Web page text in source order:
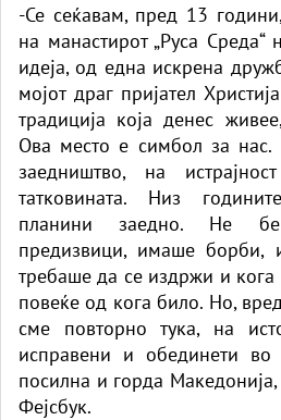
спремаат
-Се сеќавам, пред 13
на манастирот „Руса
идеја, од една искрена
мојот драг пријател
традиција која денес
Ова место е симбол за
заедништво, на
татковината. Низ
планини заедно. Не
предизвици, имаше борби,
требаше да се издржи и кога
повеќе од кога било. Но,
сме повторно тука, на
исправени и обединети во
посилна и горда Македонија,
Фејсбук.